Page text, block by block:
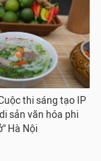
thi sáng tạo IP
sản văn hóa phi
Hà Nội